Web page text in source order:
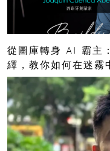
從圖庫轉身 AI 霸主
繹，教你如何在迷霧